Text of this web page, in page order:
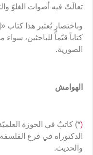
تعالَتْ فيه أصوات الغلوّ
وباختصارٍ يُعتبر هذا كتاب
كتاباً قيّماً للباحثين، سواء
الصورية.
الهوامش
(*) كاتبٌ في الحوزة
الدكتوراه في فرع
والحديث.